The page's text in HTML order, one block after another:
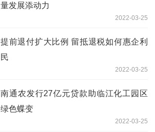
量发展添动力
2022-03-25
提前退付扩大比例 留抵退税如何惠企利
民
2022-03-25
南通农发行27亿元贷款助临江化工园区
绿色蝶变
2022-03-25